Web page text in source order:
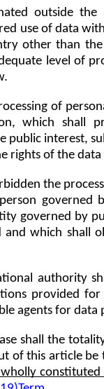
outside
use of data
other than
level of
of
which shall
public interest,
rights of the
the
governed
governed by
and which shall
authority
provided
agents for data
shall the
of this article